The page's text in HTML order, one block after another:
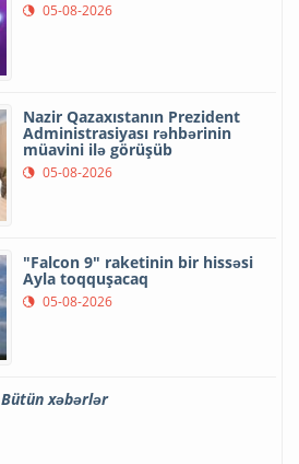
05-08-2026
Nazir Qazaxıstanın Prezident
Administrasiyası rəhbərinin
müavini ilə görüşüb
05-08-2026
"Falcon 9" raketinin bir hissəsi
Ayla toqquşacaq
05-08-2026
Bütün xəbərlər